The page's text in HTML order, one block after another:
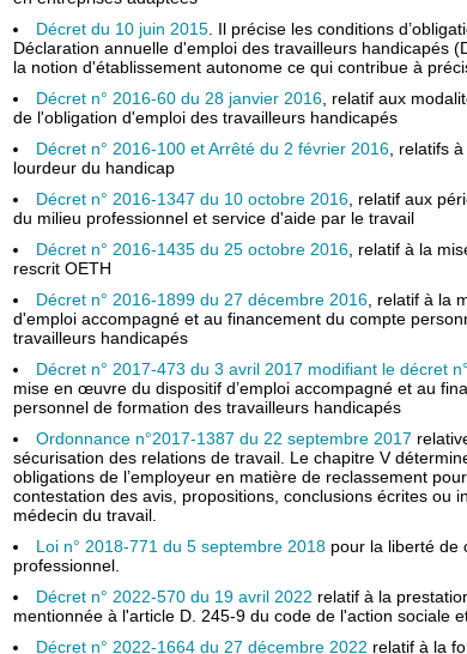
Décret du 10 juin 2015 . Il précise les conditions
Déclaration annuelle d'emploi des travailleurs handicapés
la notion d'établissement autonome ce qui contribue à
Décret n° 2016-60 du 28 janvier 2016 , relatif aux
de l'obligation d'emploi des travailleurs handicapés
Décret n° 2016-100 et Arrêté du 2 février 2016 , relatifs
lourdeur du handicap
Décret n° 2016-1347 du 10 octobre 2016 , relatif aux
du milieu professionnel et service d'aide par le travail
Décret n° 2016-1435 du 25 octobre 2016 , relatif à la
rescrit OETH
Décret n° 2016-1899 du 27 décembre 2016 , relatif à la
d'emploi accompagné et au financement du compte
travailleurs handicapés
Décret n° 2017-473 du 3 avril 2017 modifiant le décret
mise en œuvre du dispositif d’emploi accompagné et au
personnel de formation des travailleurs handicapés
Ordonnance n°2017-1387 du 22 septembre 2017
sécurisation des relations de travail. Le chapitre V
obligations de l’employeur en matière de reclassement
contestation des avis, propositions, conclusions écrites ou
médecin du travail.
Loi n° 2018-771 du 5 septembre 2018 pour la liberté de
professionnel.
Décret n° 2022-570 du 19 avril 2022 relatif à la
mentionnée à l'article D. 245-9 du code de l'action sociale
Décret n° 2022-1664 du 27 décembre 2022 relatif à la